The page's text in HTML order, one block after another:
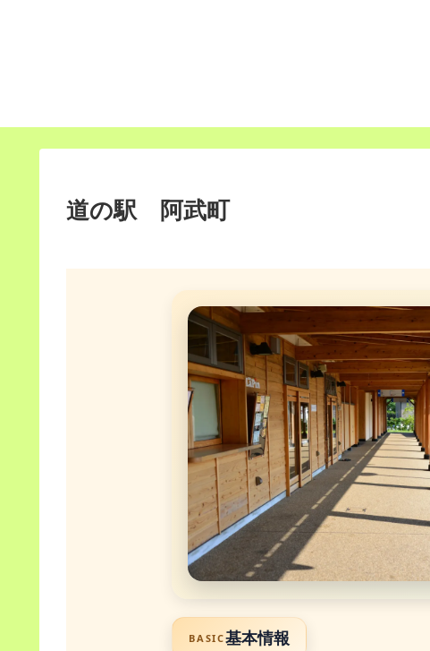
道の駅 阿武町
BASIC基本情報